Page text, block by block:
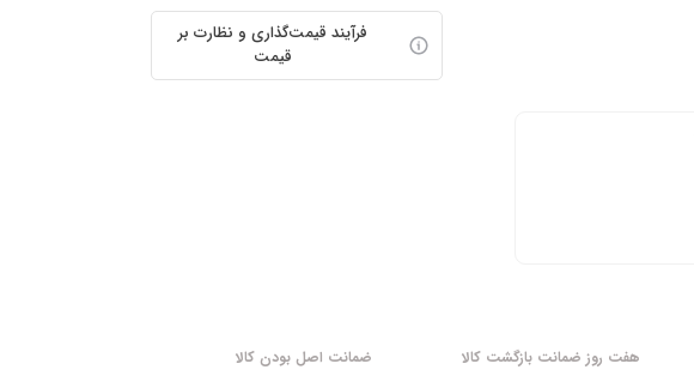
فرآیند قیمت‌گذاری و نظارت بر
قیمت
هفت روز ضمانت بازگشت کالا ضمانت اصل بودن کالا